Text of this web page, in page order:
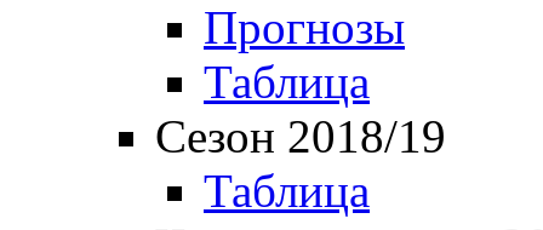
Прогнозы
Таблица
Сезон 2018/19
Таблица